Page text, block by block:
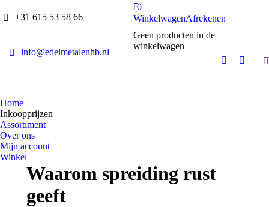
+31 615 53 58 66
info@edelmetalenhb.nl
0
WinkelwagenAfrekenen
Geen producten in de
winkelwagen
Whatsapp
Mail
Home
Inkoopprijzen
Assortiment
Over ons
Mijn account
Winkel
Waarom spreiding rust
geeft